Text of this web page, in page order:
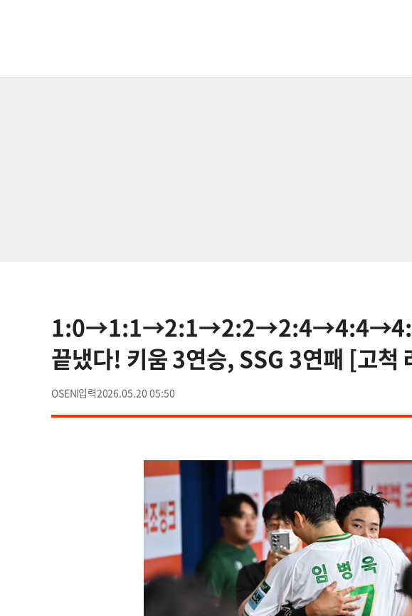
끝냈다! 키움 3연승, SSG 3연패 [고척
OSEN 2026.05.20 05:50